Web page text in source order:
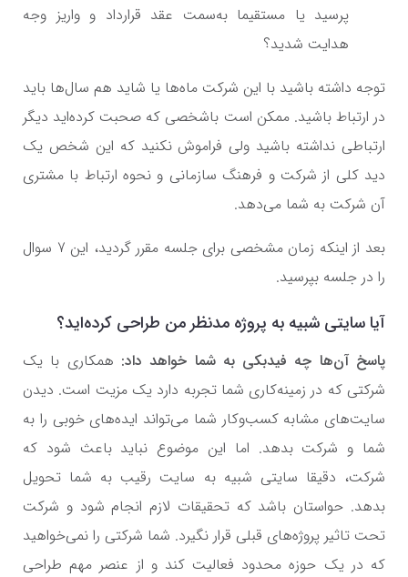
پرسید یا مستقیما به‌سمت عقد قرارداد و واریز وجه
هدایت شدید؟
توجه داشته باشید با این شرکت ماه‌ها یا شاید هم سال‌ها باید
در ارتباط باشید. ممکن است باشخصی که صحبت کرده‌اید دیگر
ارتباطی نداشته باشید ولی فراموش نکنید که این شخص یک
دید کلی از شرکت و فرهنگ سازمانی و نحوه ارتباط با مشتری
آن شرکت به شما می‌دهد.
بعد از اینکه زمان مشخصی برای جلسه مقرر گردید، این 7 سوال
را در جلسه بپرسید.
آیا سایتی شبیه به پروژه مدنظر من طراحی کرده‌اید؟
پاسخ آن‌ها چه فیدبکی به شما خواهد داد: همکاری با یک
شرکتی که در زمینه‌کاری شما تجربه دارد یک مزیت است. دیدن
سایت‌های مشابه کسب‌وکار شما می‌تواند ایده‌های خوبی را به
شما و شرکت بدهد. اما این موضوع نباید باعث شود که
شرکت، دقیقا سایتی شبیه به سایت رقیب به شما تحویل
بدهد. حواستان باشد که تحقیقات لازم انجام شود و شرکت
تحت تاثیر پروژه‌های قبلی قرار نگیرد. شما شرکتی را نمی‌خواهید
که در یک حوزه محدود فعالیت کند و از عنصر مهم طراحی